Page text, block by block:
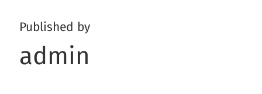
Published by
admin